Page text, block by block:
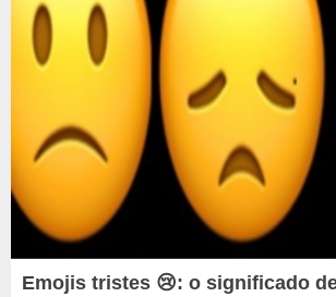
Emojis tristes 😢: o significado